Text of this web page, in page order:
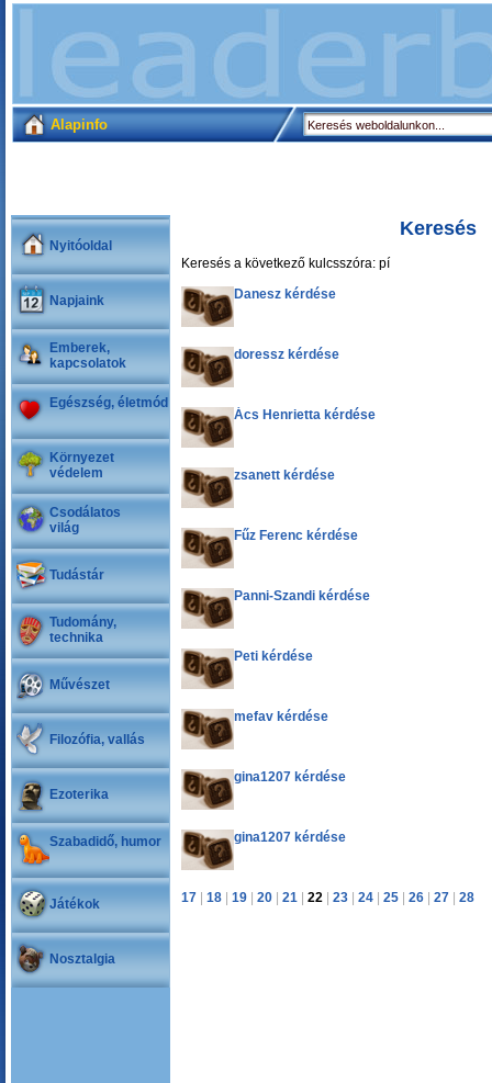
Alapinfo
Nyitóoldal
Napjaink
Emberek,
kapcsolatok
Egészség, életmód
Környezet
védelem
Csodálatos
világ
Tudástár
Tudomány,
technika
Művészet
Filozófia, vallás
Ezoterika
Szabadidő, humor
Játékok
Nosztalgia
Keresés
Keresés a következő kulcsszóra: pí
Danesz kérdése
doressz kérdése
Ács Henrietta kérdése
zsanett kérdése
Fűz Ferenc kérdése
Panni-Szandi kérdése
Peti kérdése
mefav kérdése
gina1207 kérdése
gina1207 kérdése
17 18 19 20 21 22 23 24 25 26 27 28